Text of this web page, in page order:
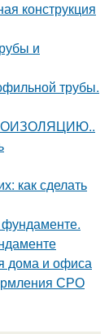
конструкция
и
трубы.
как сделать
дома и офиса
СРО